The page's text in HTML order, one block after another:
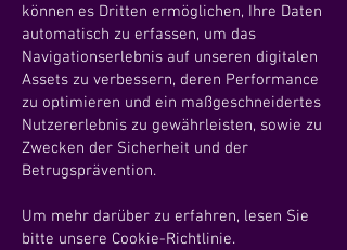
können es Dritten ermöglichen, Ihre Daten
automatisch zu erfassen, um das
Navigationserlebnis auf unseren digitalen
Assets zu verbessern, deren Performance
zu optimieren und ein maßgeschneidertes
Nutzererlebnis zu gewährleisten, sowie zu
Zwecken der Sicherheit und der
Betrugsprävention.
Um mehr darüber zu erfahren, lesen Sie
bitte unsere Cookie-Richtlinie.